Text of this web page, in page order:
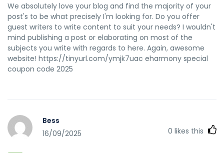
We absolutely love your blog and find the majority of your
post's to be what precisely I'm looking for. Do you offer
guest writers to write content to suit your needs? I wouldn't
mind publishing a post or elaborating on most of the
subjects you write with regards to here. Again, awesome
website! https://tinyurl.com/ymjk7uac eharmony special
coupon code 2025
Bess
16/09/2025
0 likes this